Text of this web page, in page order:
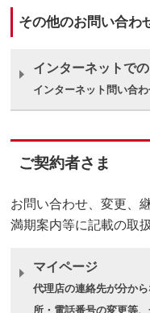
その他のお問い合わ
インターネットで
インターネット問い合
ご契約者さま
お問い合わせ、変更、
満期案内等に記載の取
マイページ
代理店の連絡先が分か
所・電話番号の変更等